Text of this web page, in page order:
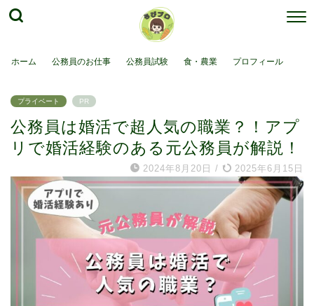
ホーム 公務員のお仕事 公務員試験 食・農業 プロフィール
プライベート PR
公務員は婚活で超人気の職業？！アプ
リで婚活経験のある元公務員が解説！
2024年8月20日 / 2025年6月15日